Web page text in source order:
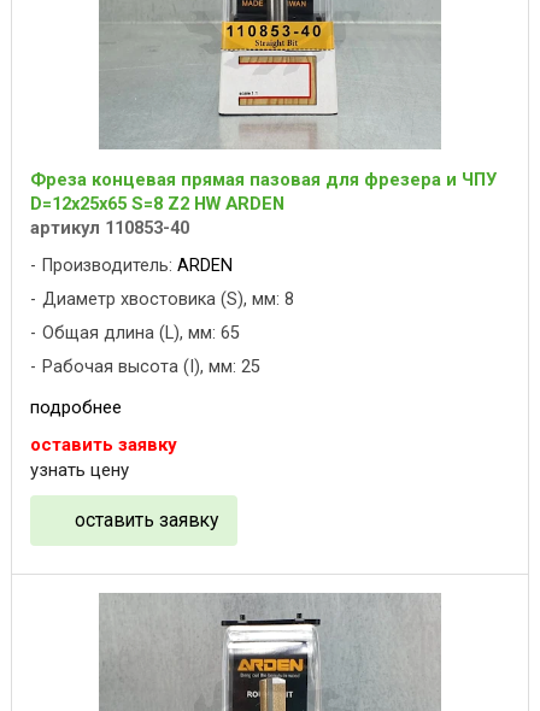
Фреза концевая прямая пазовая для фрезера и ЧПУ
D=12x25x65 S=8 Z2 HW ARDEN
артикул 110853-40
Производитель: ARDEN
Диаметр хвостовика (S), мм: 8
Общая длина (L), мм: 65
Рабочая высота (I), мм: 25
подробнее
оставить заявку
узнать цену
оставить заявку